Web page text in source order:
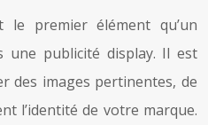
le premier élément qu’un
une publicité display. Il est
des images pertinentes, de
l’identité de votre marque.